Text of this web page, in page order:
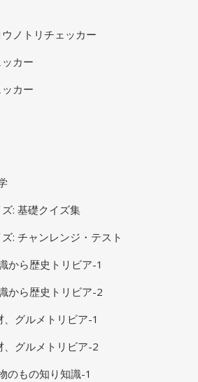
ノトリチェッカー
カー
カー
: 基礎クイズ集
: チャンレンジ・テスト
から歴史トリビア-1
から歴史トリビア-2
グルメトリビア-1
グルメトリビア-2
のもの知り知識-1